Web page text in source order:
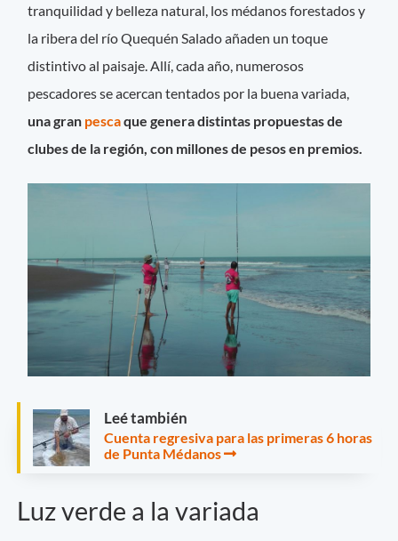
tranquilidad y belleza natural, los médanos forestados y
la ribera del río Quequén Salado añaden un toque
distintivo al paisaje. Allí, cada año, numerosos
pescadores se acercan tentados por la buena variada,
una gran pescaque genera distintas propuestas de
clubes de la región, con millones de pesos en premios.
Leé también
Cuenta regresiva para las primeras 6 horas
de Punta Médanos
Luz verde a la variada